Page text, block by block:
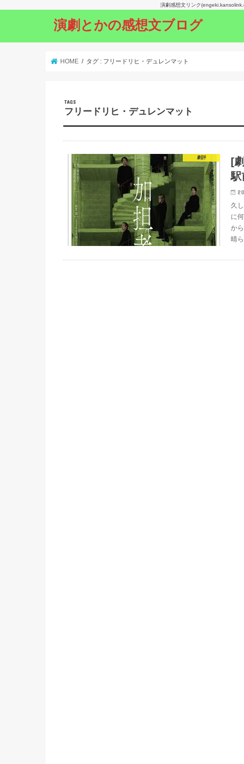
演劇感想文リンク
演劇とかの感想文ブログ
HOME タグ : フリードリヒ・デュレンマット
フリードリヒ・デュレンマット
劇評
[
駅
久
に
か
晴